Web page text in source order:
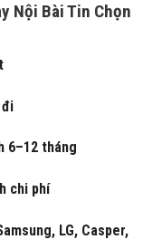
Nội Bài Tin Chọn
đi
6–12 tháng
chi phí
LG, Casper,